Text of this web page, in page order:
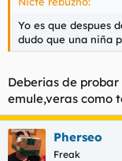
Yo es que despues
dudo que una niña
Deberias de
emule,veras como
Pherseo
Freak